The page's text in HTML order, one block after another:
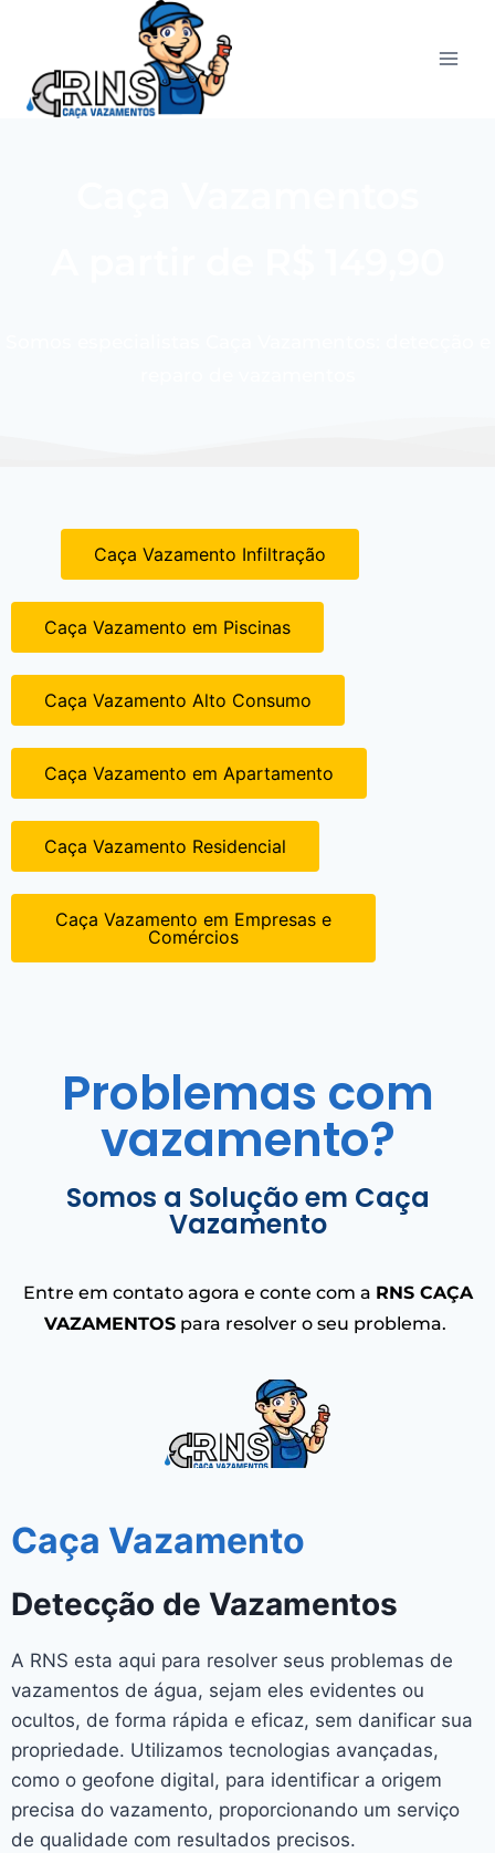
Caça Vazamento Infiltração
Caça Vazamento em Piscinas
Caça Vazamento Alto Consumo
Caça Vazamento em Apartamento
Caça Vazamento Residencial
Caça Vazamento em Empresas e
Comércios
Problemas com
vazamento?
Somos a Solução em Caça
Vazamento
Entre em contato agora e conte com a RNS CAÇA
VAZAMENTOS para resolver o seu problema.
Caça Vazamento
Detecção de Vazamentos
A RNS esta aqui para resolver seus problemas de
vazamentos de água, sejam eles evidentes ou
ocultos, de forma rápida e eficaz, sem danificar sua
propriedade. Utilizamos tecnologias avançadas,
como o geofone digital, para identificar a origem
precisa do vazamento, proporcionando um serviço
de qualidade com resultados precisos.